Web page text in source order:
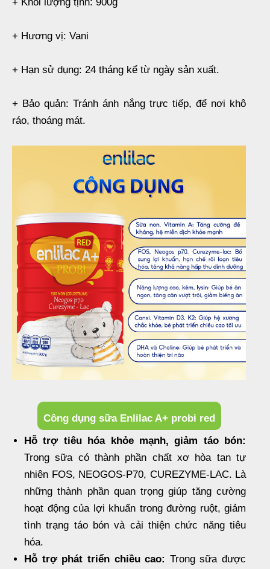
+ Hương vị: Vani
+ Hạn sử dụng: 24 tháng kể từ ngày sản xuất.
+ Bảo quản: Tránh ánh nắng trực tiếp, để nơi khô
ráo, thoáng mát.
Công dụng sữa Enlilac A+ probi red
Hỗ trợ tiêu hóa khỏe mạnh, giảm táo bón:
Trong sữa có thành phần chất xơ hòa tan tự
nhiên FOS, NEOGOS-P70, CUREZYME-LAC. Là
những thành phần quan trọng giúp tăng cường
hoạt động của lợi khuẩn trong đường ruột, giảm
tình trạng táo bón và cải thiện chức năng tiêu
hóa.
Hỗ trợ phát triển chiều cao: Trong sữa được